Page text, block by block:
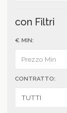
con Filtri
€ MIN:
CONTRATTO: